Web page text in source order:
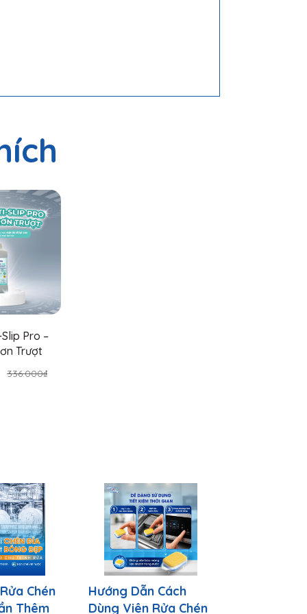
nguy cơ té ngã trên các loại gạch men,
quả chống trượt vượt trội:
ưu điểm vượt trội.
Pro –
Trượt
336.000₫
Chén
Thêm
Hướng Dẫn Cách
Dùng Viên Rửa Chén